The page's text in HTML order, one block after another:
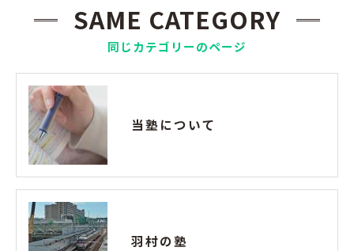
同じカテゴリーのページ
SAME CATEGORY
当塾について
羽村の塾